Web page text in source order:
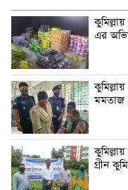
এর
মমতাজ
গ্রীন